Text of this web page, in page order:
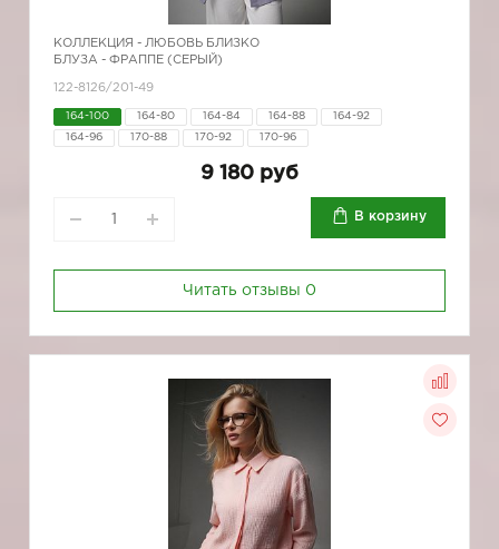
КОЛЛЕКЦИЯ - ЛЮБОВЬ БЛИЗКО
БЛУЗА - ФРАППЕ (СЕРЫЙ)
122-8126/201-49
164-100 164-80 164-84 164-88 164-92
164-96 170-88 170-92 170-96
9 180 руб
В корзину
Читать отзывы 0